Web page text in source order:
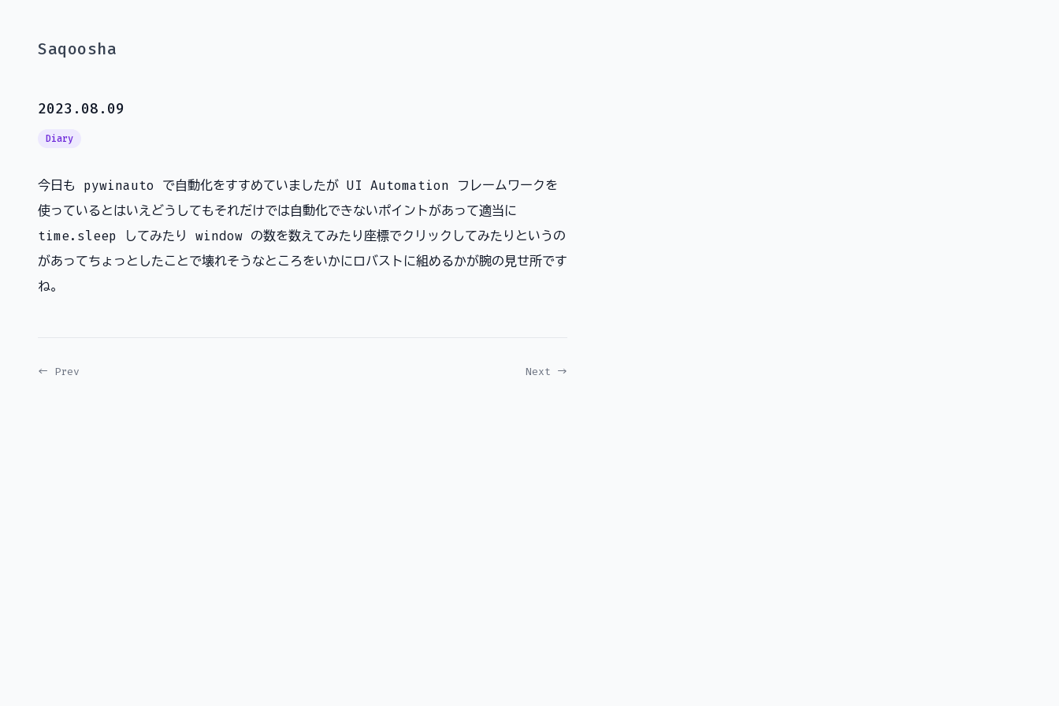
Saqoosha
2023.08.09
Diary
今日も pywinauto で自動化をすすめていましたが UI Automation フレームワークを
使っているとはいえどうしてもそれだけでは自動化できないポイントがあって適当に
time.sleep してみたり window の数を数えてみたり座標でクリックしてみたりというの
があってちょっとしたことで壊れそうなところをいかにロバストに組めるかが腕の見せ所です
ね。
← Prev Next →